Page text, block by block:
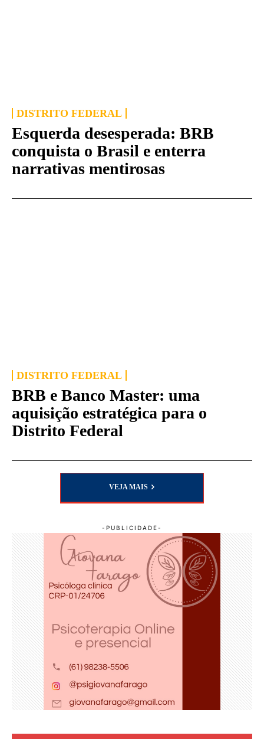
DISTRITO FEDERAL
Esquerda desesperada: BRB
conquista o Brasil e enterra
narrativas mentirosas
DISTRITO FEDERAL
BRB e Banco Master: uma
aquisição estratégica para o
Distrito Federal
VEJA MAIS